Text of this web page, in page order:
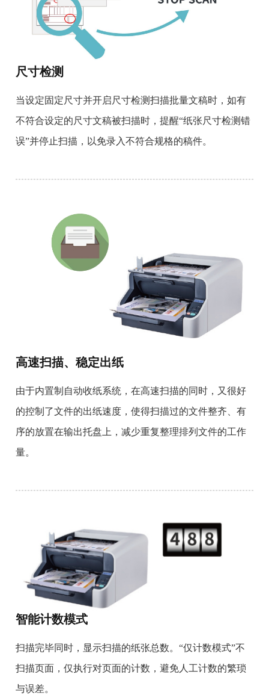
尺寸检测
当设定固定尺寸并开启尺寸检测扫描批量文稿时，如有
不符合设定的尺寸文稿被扫描时，提醒“纸张尺寸检测错
误”并停止扫描，以免录入不符合规格的稿件。
高速扫描、稳定出纸
由于内置制自动收纸系统，在高速扫描的同时，又很好
的控制了文件的出纸速度，使得扫描过的文件整齐、有
序的放置在输出托盘上，减少重复整理排列文件的工作
量。
智能计数模式
扫描完毕同时，显示扫描的纸张总数。“仅计数模式”不
扫描页面，仅执行对页面的计数，避免人工计数的繁琐
与误差。